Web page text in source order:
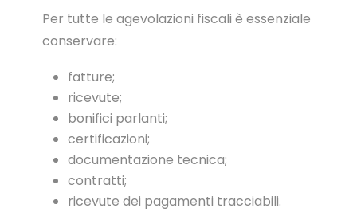
Per tutte le agevolazioni fiscali è essenziale
conservare:
fatture;
ricevute;
bonifici parlanti;
certificazioni;
documentazione tecnica;
contratti;
ricevute dei pagamenti tracciabili.